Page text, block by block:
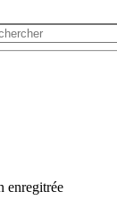
enregitrée